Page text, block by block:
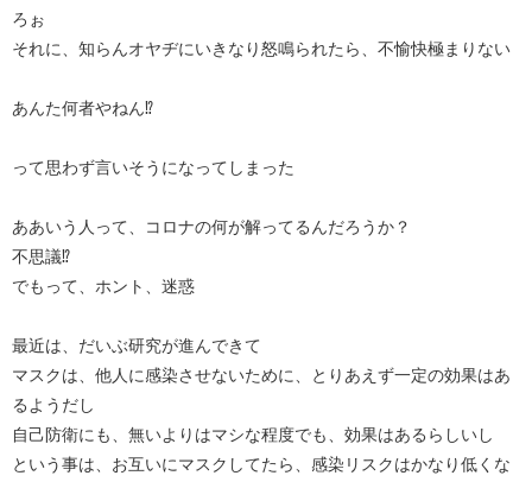
ろぉ
それに、知らんオヤヂにいきなり怒鳴られたら、不愉快極まりない
あんた何者やねん⁉︎
って思わず言いそうになってしまった
ああいう人って、コロナの何が解ってるんだろうか？
不思議⁉︎
でもって、ホント、迷惑
最近は、だいぶ研究が進んできて
マスクは、他人に感染させないために、とりあえず一定の効果はあ
るようだし
自己防衛にも、無いよりはマシな程度でも、効果はあるらしいし
という事は、お互いにマスクしてたら、感染リスクはかなり低くな